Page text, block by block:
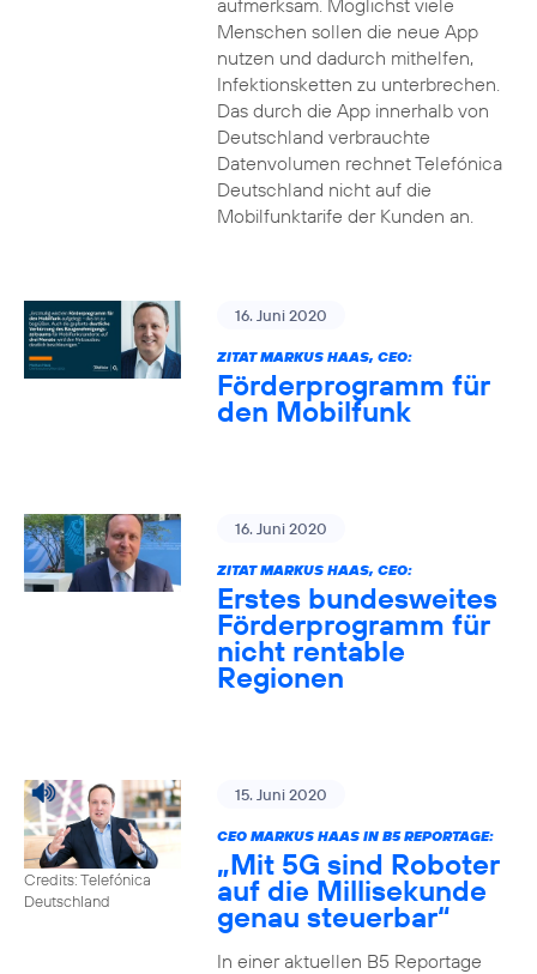
aufmerksam. Möglichst viele
Menschen sollen die neue App
nutzen und dadurch mithelfen,
Infektionsketten zu unterbrechen.
Das durch die App innerhalb von
Deutschland verbrauchte
Datenvolumen rechnet Telefónica
Deutschland nicht auf die
Mobilfunktarife der Kunden an.
16. Juni 2020
ZITAT MARKUS HAAS, CEO:
Förderprogramm für
den Mobilfunk
16. Juni 2020
ZITAT MARKUS HAAS, CEO:
Erstes bundesweites
Förderprogramm für
nicht rentable
Regionen
Credits: Telefónica
Deutschland
15. Juni 2020
CEO MARKUS HAAS IN B5 REPORTAGE:
„Mit 5G sind Roboter
auf die Millisekunde
genau steuerbar“
In einer aktuellen B5 Reportage